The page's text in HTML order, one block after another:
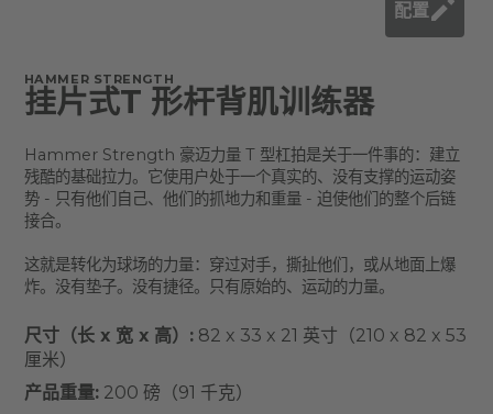
配置
HAMMER STRENGTH
挂片式T 形杆背肌训练器
Hammer Strength 豪迈力量 T 型杠拍是关于一件事的：建立
残酷的基础拉力。它使用户处于一个真实的、没有支撑的运动姿
势 - 只有他们自己、他们的抓地力和重量 - 迫使他们的整个后链
接合。
这就是转化为球场的力量：穿过对手，撕扯他们，或从地面上爆
炸。没有垫子。没有捷径。只有原始的、运动的力量。
尺寸（长 x 宽 x 高）:82 x 33 x 21 英寸（210 x 82 x 53
厘米）
产品重量:200 磅（91 千克）